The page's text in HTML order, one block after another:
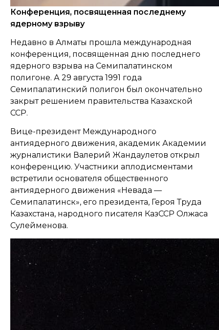
Конференция, посвященная последнему
ядерному взрыву
Недавно в Алматы прошла международная
конференция, посвященная дню последнего
ядерного взрыва на Семипалатинском
полигоне. А 29 августа 1991 года
Семипалатинский полигон был окончательно
закрыт решением правительства Казахской
ССР.
Вице-президент Международного
антиядерного движения, академик Академии
журналистики Валерий Жандаулетов открыл
конференцию. Участники аплодисментами
встретили основателя общественного
антиядерного движения «Невада —
Семипалатинск», его президента, Героя Труда
Казахстана, народного писателя КазССР Олжаса
Сулейменова.